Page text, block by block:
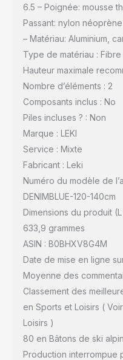
6.5 – Poignée: mousse
Passant: nylon
– Matériau: Aluminium,
Type de matériau :
Hauteur maximale
Nombre d’éléments : 2
Composants inclus : No
Piles incluses ? : Non
Marque : LEKI
Service : Mixte
Fabricant : Leki
Numéro du modèle de
DENIMBLUE-120-140cm
Dimensions du produit
633,9 grammes
ASIN : B0BHXV8G4M
Date de mise en ligne
Moyenne des
Classement des
en Sports et Loisirs (
Loisirs )
80 en Bâtons de ski alpin
Production interrompue